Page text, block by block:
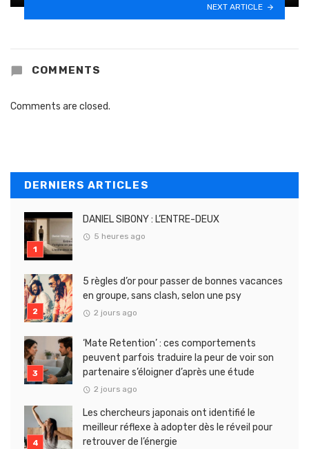
NEXT ARTICLE
COMMENTS
Comments are closed.
DERNIERS ARTICLES
DANIEL SIBONY : L’ENTRE-DEUX
5 heures ago
5 règles d’or pour passer de bonnes vacances
en groupe, sans clash, selon une psy
2 jours ago
‘Mate Retention’ : ces comportements
peuvent parfois traduire la peur de voir son
partenaire s’éloigner d’après une étude
2 jours ago
Les chercheurs japonais ont identifié le
meilleur réflexe à adopter dès le réveil pour
retrouver de l’énergie